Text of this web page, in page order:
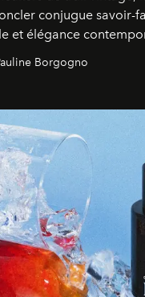
conjugue savoir-
et élégance
les explorations du
Borgogno